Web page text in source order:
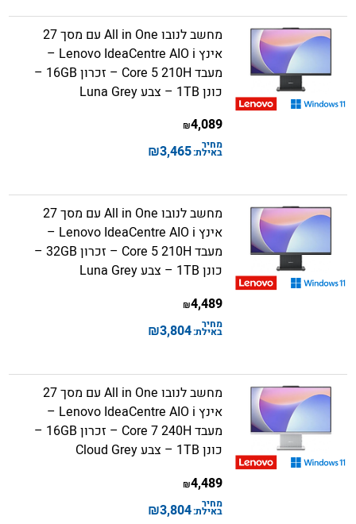
מחשב לנובו All in One עם מסך 27
אינץ Lenovo IdeaCentre AIO i –
מעבד Core 5 210H – זכרון 16GB –
כונן 1TB – צבע Luna Grey
4,089
₪
מחיר
באילת:3,465
₪
מחשב לנובו All in One עם מסך 27
אינץ Lenovo IdeaCentre AIO i –
מעבד Core 5 210H – זכרון 32GB –
כונן 1TB – צבע Luna Grey
4,489
₪
מחיר
באילת:3,804
₪
מחשב לנובו All in One עם מסך 27
אינץ Lenovo IdeaCentre AIO i –
מעבד Core 7 240H – זכרון 16GB –
כונן 1TB – צבע Cloud Grey
4,489
₪
מחיר
באילת:3,804
₪